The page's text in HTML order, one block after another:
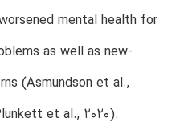
mental health for
as well as new-
(Asmundson et al.,
et al., 2020).